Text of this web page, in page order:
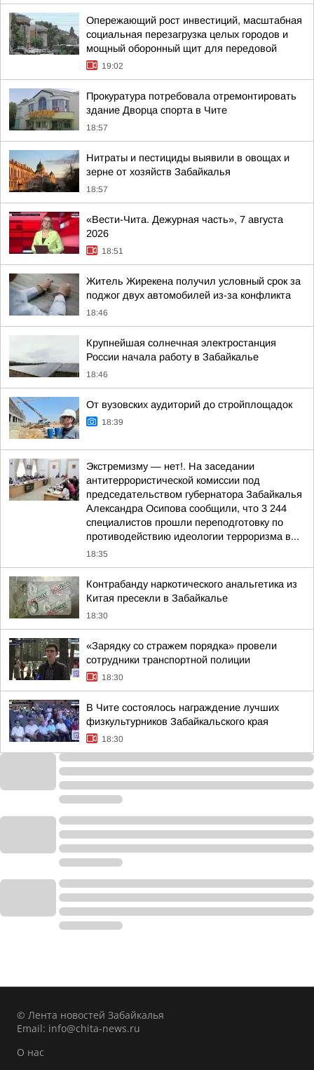
Опережающий рост инвестиций, масштабная
социальная перезагрузка целых городов и
мощный оборонный щит для передовой
19:02
Прокуратура потребовала отремонтировать
здание Дворца спорта в Чите
18:57
Нитраты и пестициды выявили в овощах и
зерне от хозяйств Забайкалья
18:57
«Вести-Чита. Дежурная часть», 7 августа
2026
18:51
Житель Жирекена получил условный срок за
поджог двух автомобилей из-за конфликта
18:46
Крупнейшая солнечная электростанция
России начала работу в Забайкалье
18:46
От вузовских аудиторий до стройплощадок
18:39
Экстремизму — нет!. На заседании
антитеррористической комиссии под
председательством губернатора Забайкалья
Александра Осипова сообщили, что 3 244
специалистов прошли переподготовку по
противодействию идеологии терроризма в...
18:35
Контрабанду наркотического анальгетика из
Китая пресекли в Забайкалье
18:30
«Зарядку со стражем порядка» провели
сотрудники транспортной полиции
18:30
В Чите состоялось награждение лучших
физкультурников Забайкальского края
18:30
© Лента новостей Забайкалья
Email: info@chita-news.ru
О нас